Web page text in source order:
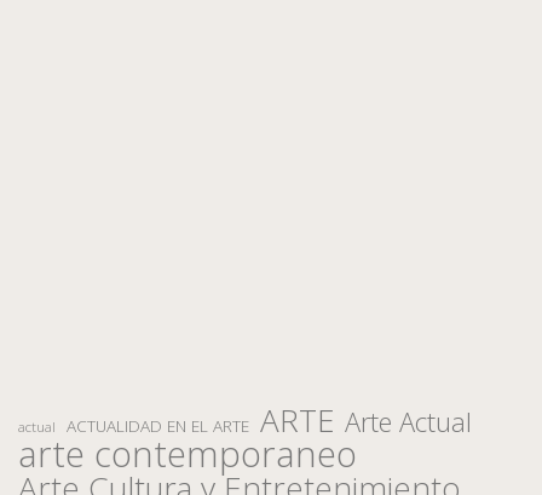
actual ACTUALIDAD EN EL ARTE ARTE Arte Actual
arte contemporaneo